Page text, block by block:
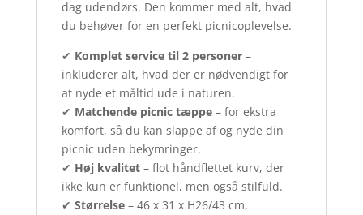
dag udendørs. Den kommer med alt, hvad
du behøver for en perfekt picnicoplevelse.
✔ Komplet service til 2 personer–
inkluderer alt, hvad der er nødvendigt for
at nyde et måltid ude i naturen.
✔ Matchende picnic tæppe– for ekstra
komfort, så du kan slappe af og nyde din
picnic uden bekymringer.
✔ Høj kvalitet– flot håndflettet kurv, der
ikke kun er funktionel, men også stilfuld.
✔ Størrelse– 46 x 31 x H26/43 cm,